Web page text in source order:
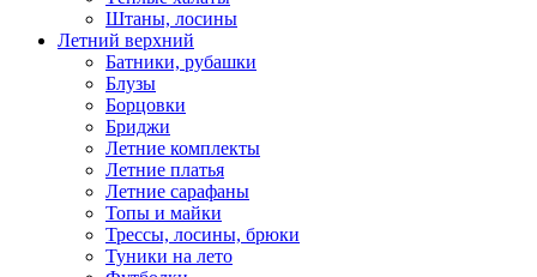
Штаны, лосины
Летний верхний
Батники, рубашки
Блузы
Борцовки
Бриджи
Летние комплекты
Летние платья
Летние сарафаны
Топы и майки
Трессы, лосины, брюки
Туники на лето